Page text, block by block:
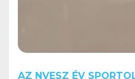
AZ NVESZ ÉV